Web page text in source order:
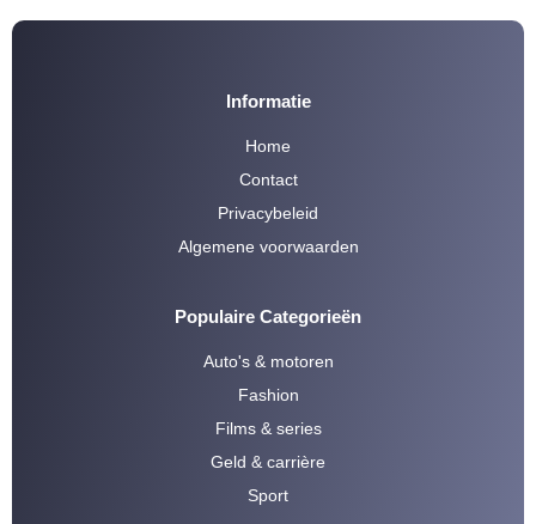
Informatie
Home
Contact
Privacybeleid
Algemene voorwaarden
Populaire Categorieën
Auto's & motoren
Fashion
Films & series
Geld & carrière
Sport